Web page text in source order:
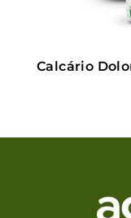
Calcário